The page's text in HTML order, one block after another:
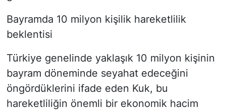
Bayramda 10 milyon kişilik hareketlilik
beklentisi
Türkiye genelinde yaklaşık 10 milyon kişinin
bayram döneminde seyahat edeceğini
öngördüklerini ifade eden Kuk, bu
hareketliliğin önemli bir ekonomik hacim